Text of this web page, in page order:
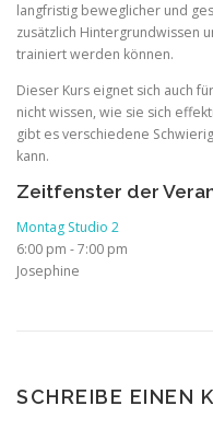
langfristig beweglicher und
zusätzlich Hintergrundwissen
trainiert werden können.
Dieser Kurs eignet sich auch
nicht wissen, wie sie sich
gibt es verschiedene
kann.
Zeitfenster der
Montag Studio 2
6:00 pm -7:00 pm
Josephine
SCHREIBE EINEN